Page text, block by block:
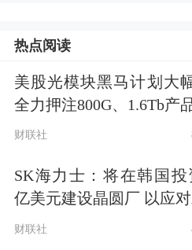
出，近一年营收普
认为，新三板新增
升、券商对北交所
足，共同推动了北
绩抬升。
热点阅读
美股光模块黑马计划大
全力押注800G、1.6Tb产
财联社
SK海力士：将在韩国投
亿美元建设晶圆厂 以应
财联社